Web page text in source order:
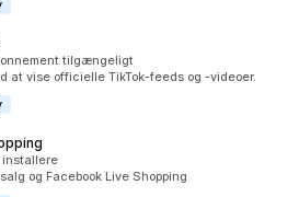
tilgængeligt
at vise officielle TikTok-feeds og -videoer.
installere
og Facebook Live Shopping